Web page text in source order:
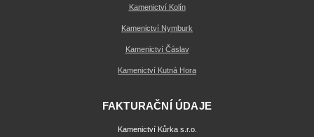
Kamenictví Kolín
Kamenictví Nymburk
Kamenictví Čáslav
Kamenictví Kutná Hora
FAKTURAČNÍ ÚDAJE
Kamenictví Kůrka s.r.o.